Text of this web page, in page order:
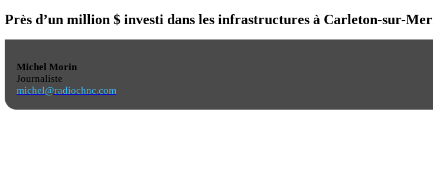
Près d’un million $ investi dans les infrastructures à Carleton-sur-Mer
Michel Morin
Journaliste
michel@radiochnc.com